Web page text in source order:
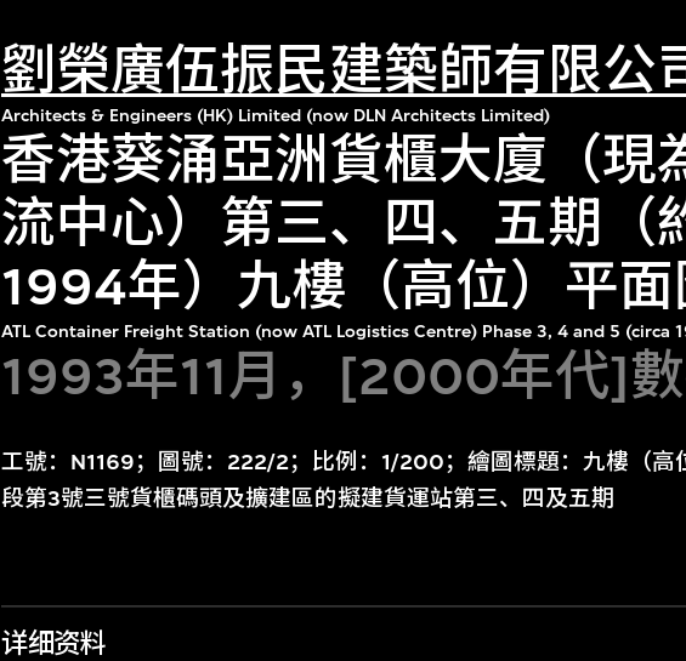
劉榮廣伍振民建築師有限公
Architects & Engineers (HK) Limited (now DLN Architects Limited)
香港葵涌亞洲貨櫃大廈（現
流中心）第三、四、五期（
1994年）九樓（高位）平面
ATL Container Freight Station (now ATL Logistics Centre) Phase 3, 4 and 5 (circa
1993年11月，[2000年代]
工號：N1169；圖號：222/2；比例：1/200；繪圖標題：九樓（高
段第3號三號貨櫃碼頭及擴建區的擬建貨運站第三、四及五期
详细资料